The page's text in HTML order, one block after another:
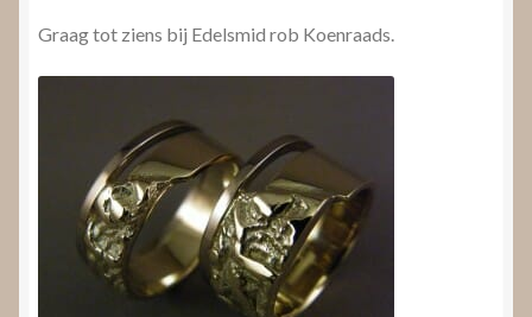
Graag tot ziens bij Edelsmid rob Koenraads.